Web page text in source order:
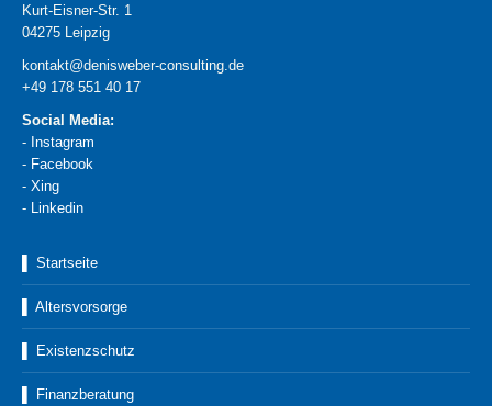
Kurt-Eisner-Str. 1
04275 Leipzig
kontakt@denisweber-consulting.de
+49 178 551 40 17
Social Media:
- Instagram
- Facebook
- Xing
- Linkedin
▌ Startseite
▌ Altersvorsorge
▌ Existenzschutz
▌ Finanzberatung